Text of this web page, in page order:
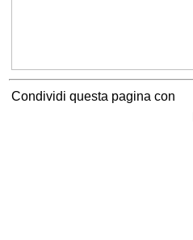
Condividi questa pagina con